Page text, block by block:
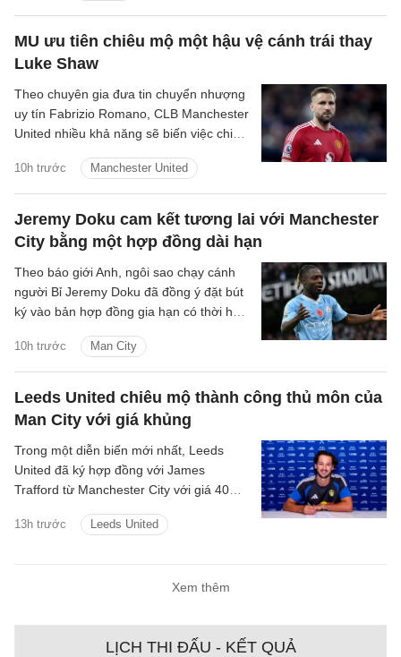
MU ưu tiên chiêu mộ một hậu vệ cánh trái thay
Luke Shaw
10h trước Manchester United
Theo chuyên gia đưa tin chuyển nhượng
uy tín Fabrizio Romano, CLB Manchester
United nhiều khả năng sẽ biến việc chiêu
trọng tâm tiếp theo trên thị trường
chuyển nhượng hè năm nay.
Jeremy Doku cam kết tương lai với Manchester
City bằng một hợp đồng dài hạn
10h trước Man City
Theo báo giới Anh, ngôi sao chạy cánh
người Bỉ Jeremy Doku đã đồng ý đặt bút
ký vào bản hợp đồng gia hạn có thời hạn
Leeds United chiêu mộ thành công thủ môn của
Man City với giá khủng
13h trước Leeds United
Trong một diễn biến mới nhất, Leeds
United đã ký hợp đồng với James
Trafford từ Manchester City với giá 40
sung.
Xem thêm
LỊCH THI ĐẤU - KẾT QUẢ